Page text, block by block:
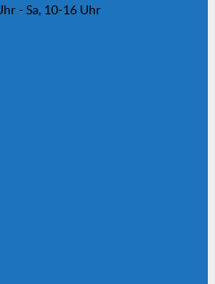
- Sa, 10-16 Uhr